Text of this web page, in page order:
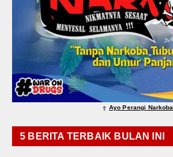
⇑ Ayo Perangi Narkoba
5 BERITA TERBAIK BULAN INI